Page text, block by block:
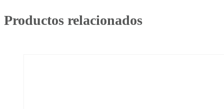
Productos relacionados